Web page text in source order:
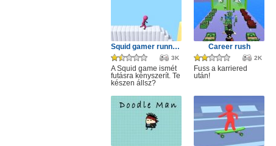
Squid gamer runner obstacle
3K
A Squid game ismét
futásra kényszerít. Te
készen állsz?
Career rush
2K
Fuss a karriered
után!